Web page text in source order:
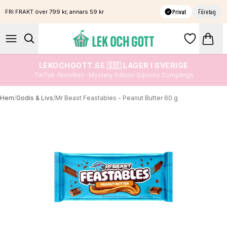
FRI FRAKT över 799 kr, annars 59 kr Privat Företag
LEKOCHGOTT.SE 🇸🇪 LAGER I SVERIGE
TikTok-favoriten -Mystery Edition Squishy Dumplings
Hem/Godis & Livs/Mr Beast Feastables - Peanut Butter 60 g